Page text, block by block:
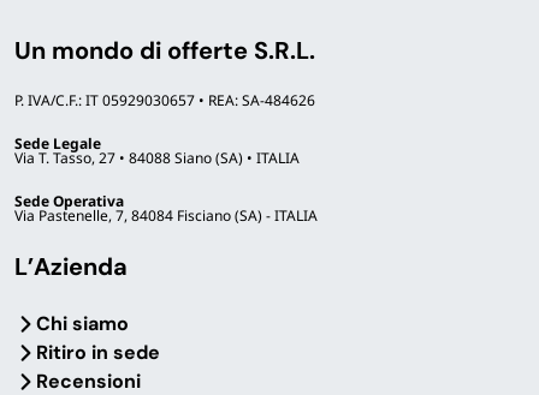
Un mondo di offerte S.R.L.
P. IVA/C.F.: IT 05929030657 • REA: SA-484626
Sede Legale
Via T. Tasso, 27 • 84088 Siano (SA) • ITALIA
Sede Operativa
Via Pastenelle, 7, 84084 Fisciano (SA) - ITALIA
L’Azienda
Chi siamo
Ritiro in sede
Recensioni